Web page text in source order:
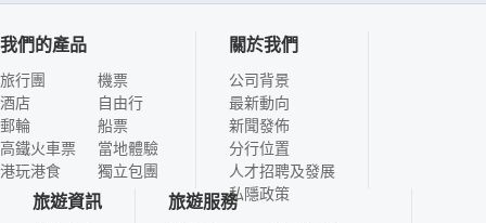
我們的產品
旅行團
酒店
郵輪
高鐵火車票
港玩港食
機票
自由行
船票
當地體驗
獨立包團
關於我們
公司背景
最新動向
新聞發佈
分行位置
人才招聘及發展
私隱政策
旅遊資訊 旅遊服務